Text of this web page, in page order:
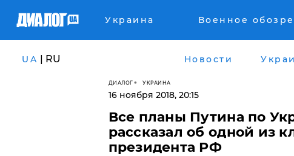
Украина Военное
UA | RU Новости
ДИАЛОГ УКРАИНА
16 ноября 2018, 20:15
Все планы Путина по
рассказал об одной из
президента РФ